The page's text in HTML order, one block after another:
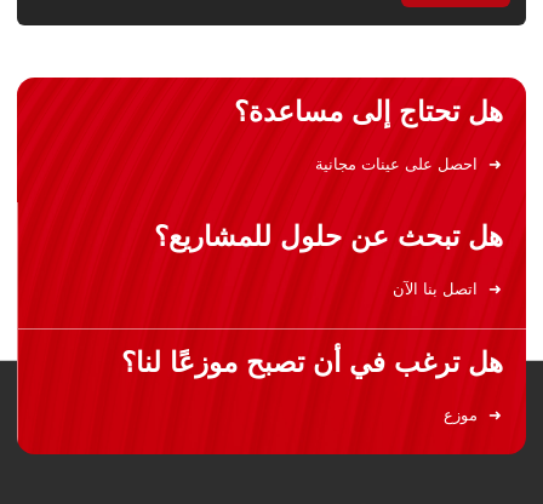
هل تحتاج إلى مساعدة؟
احصل على عينات مجانية
هل تبحث عن حلول للمشاريع؟
اتصل بنا الآن
هل ترغب في أن تصبح موزعًا لنا؟
موزع